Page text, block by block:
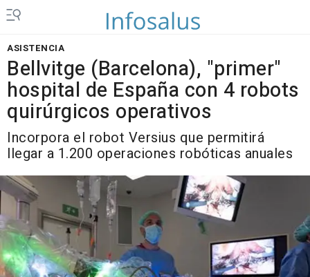
ASISTENCIA
Bellvitge (Barcelona), "primer"
hospital de España con 4 robots
quirúrgicos operativos
Incorpora el robot Versius que permitirá
llegar a 1.200 operaciones robóticas anuales